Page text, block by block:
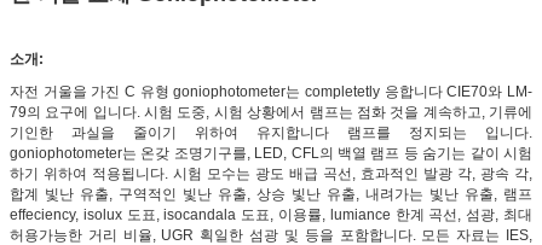
소개:
자전 거울을 가진 C 유형 goniophotometer는 completetly 응합니다 CIE70와 LM-
79의 요구에 입니다. 시험 도중, 시험 상황에서 램프는 점화 것을 계속하고, 기류에
기인한 과실을 줄이기 위하여 유지합니다 램프를 정지되는 입니다.
goniophotometer는 온갖 조명기구를, LED, CFL의 백열 램프 등 숨기는 같이 시험
하기 위하여 적용됩니다. 시험 모수는 광도 배급 곡선, 효과적인 발광 각, 광속 각,
합계 빛난 유출, 구역적인 빛난 유출, 상승 빛난 유출, 내려가는 빛난 유출, 램프
effeciency, isolux 도표, isocandala 도표, 이용률, lumiance 한계 곡선, 섬광, 최대
허용가능한 거리 비율, UGR 획일한 섬광 및 등을 포함합니다. 모든 자료는 IES,